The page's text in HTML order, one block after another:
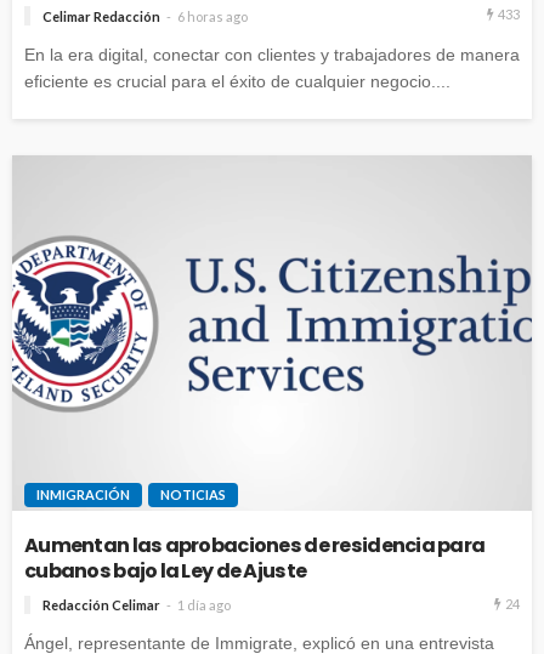
Celimar Redacción 6 horas ago 433
En la era digital, conectar con clientes y trabajadores de manera
eficiente es crucial para el éxito de cualquier negocio....
INMIGRACIÓN NOTICIAS
Aumentan las aprobaciones de residencia para
cubanos bajo la Ley de Ajuste
Redacción Celimar 1 día ago 24
Ángel, representante de Immigrate, explicó en una entrevista